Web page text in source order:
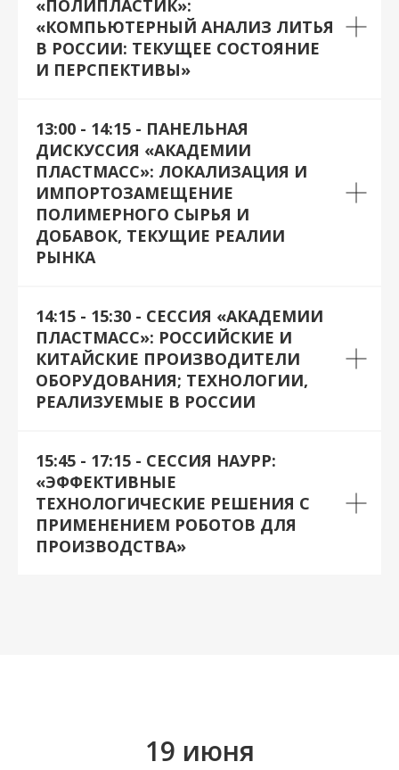
«ПОЛИПЛАСТИК»:
«КОМПЬЮТЕРНЫЙ АНАЛИЗ ЛИТЬЯ
В РОССИИ: ТЕКУЩЕЕ СОСТОЯНИЕ
И ПЕРСПЕКТИВЫ»
13:00 - 14:15 - ПАНЕЛЬНАЯ
ДИСКУССИЯ «АКАДЕМИИ
ПЛАСТМАСС»: ЛОКАЛИЗАЦИЯ И
ИМПОРТОЗАМЕЩЕНИЕ
ПОЛИМЕРНОГО СЫРЬЯ И
ДОБАВОК, ТЕКУЩИЕ РЕАЛИИ
РЫНКА
14:15 - 15:30 - СЕССИЯ «АКАДЕМИИ
ПЛАСТМАСС»: РОССИЙСКИЕ И
КИТАЙСКИЕ ПРОИЗВОДИТЕЛИ
ОБОРУДОВАНИЯ; ТЕХНОЛОГИИ,
РЕАЛИЗУЕМЫЕ В РОССИИ
15:45 - 17:15 - СЕССИЯ НАУРР:
«ЭФФЕКТИВНЫЕ
ТЕХНОЛОГИЧЕСКИЕ РЕШЕНИЯ С
ПРИМЕНЕНИЕМ РОБОТОВ ДЛЯ
ПРОИЗВОДСТВА»
19 июня